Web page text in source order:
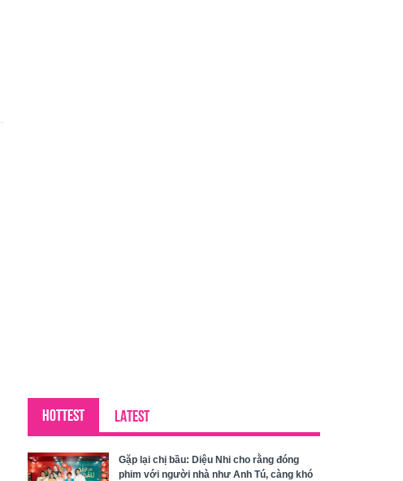
HOTTEST LATEST
Gặp lại chị bầu: Diệu Nhi cho rằng đóng
phim với người nhà như Anh Tú, càng khó